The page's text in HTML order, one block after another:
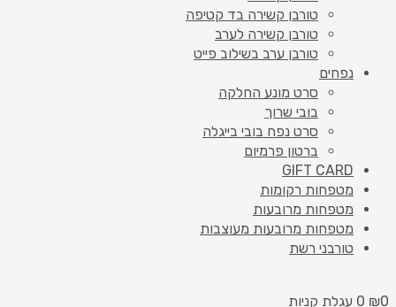
טורבן קשירה בד קטיפה
טורבן קשירה לערב
טורבן ערב בשילוב פייט
נפחים
סרט מונע החלקה
בובי שרוך
סרט נפח בובי בייגלה
ברטון פרמיום
GIFT CARD
מטפחות רקומות
מטפחות מרובעות
מטפחות מרובעות מעוצבות
טורבני רשת
₪0
0 עגלת קניות